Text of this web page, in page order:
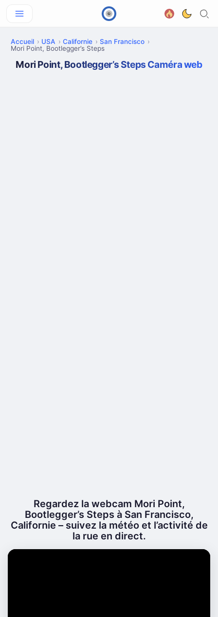
Accueil USA Californie
San Francisco
Mori Point, Bootlegger’s Steps
Mori Point, Bootlegger’s Steps Caméra web
Regardez la webcam Mori Point,
Bootlegger’s Steps à San Francisco,
Californie – suivez la météo et l’activité de
la rue en direct.